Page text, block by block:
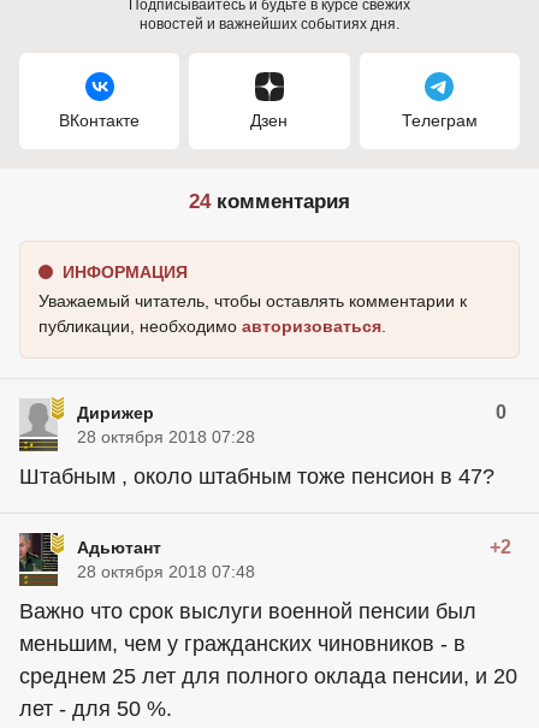
Подписывайтесь и будьте в курсе свежих
новостей и важнейших событиях дня.
ВКонтакте Дзен Телеграм
24комментария
ИНФОРМАЦИЯ
Уважаемый читатель, чтобы оставлять комментарии к
публикации, необходимо авторизоваться
Дирижер 0
28 октября 2018 07:28
Штабным , около штабным тоже пенсион в 47?
Адьютант +2
28 октября 2018 07:48
Важно что срок выслуги военной пенсии был
меньшим, чем у гражданских чиновников - в
среднем 25 лет для полного оклада пенсии, и 20
лет - для 50 %.